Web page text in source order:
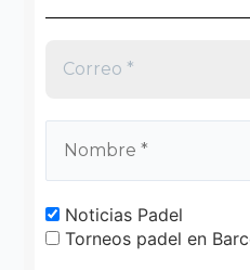
Noticias Padel
Torneos padel en